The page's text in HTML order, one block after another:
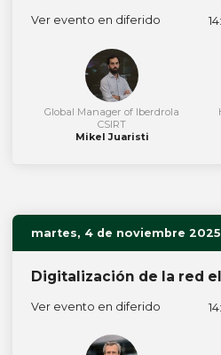
Ver evento en diferido
Global Manager of Iberdrola
CSIRT
Mikel Juaristi
martes, 4 de noviembre 2025
Digitalización de la red
Ver evento en diferido